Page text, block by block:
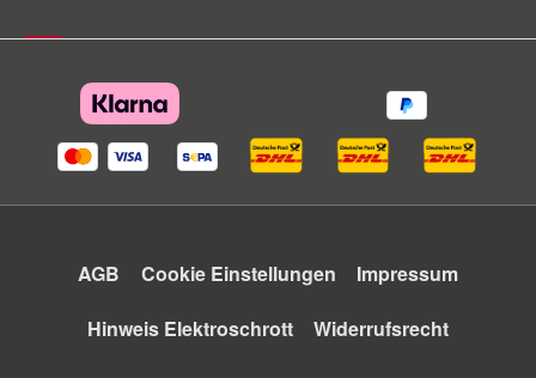
AGB Cookie Einstellungen Impressum
Hinweis Elektroschrott Widerrufsrecht